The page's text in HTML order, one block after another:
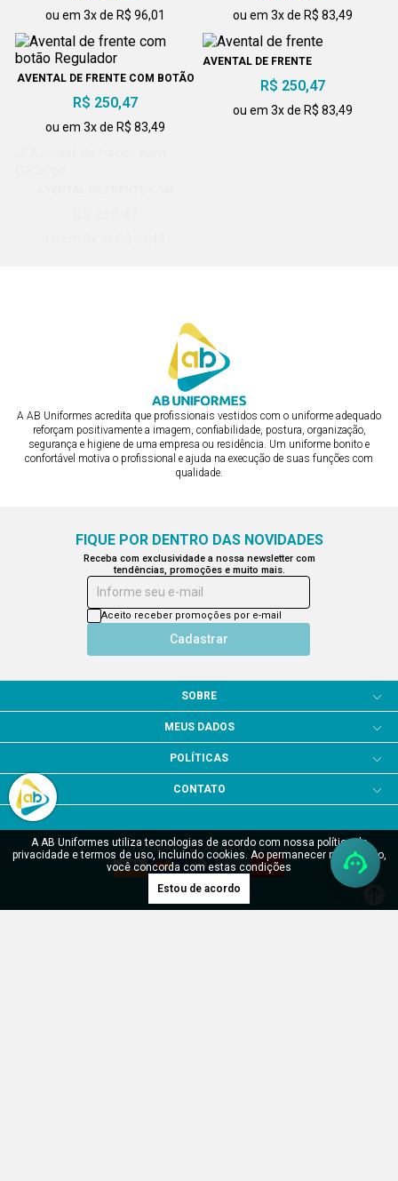
ou em 3x de R$ 96,01 ou em 3x de R$ 83,49
AVENTAL DE FRENTE COM BOTÃO
REGULADOR
R$ 250,47
ou em 3x de R$ 83,49
AVENTAL DE FRENTE
R$ 250,47
ou em 3x de R$ 83,49
A AB Uniformes acredita que profissionais vestidos com o uniforme adequado
reforçam positivamente a imagem, confiabilidade, postura, organização,
segurança e higiene de uma empresa ou residência. Um uniforme bonito e
confortável motiva o profissional e ajuda na execução de suas funções com
qualidade.
FIQUE POR DENTRO DAS NOVIDADES
Receba com exclusividade a nossa newsletter com
tendências, promoções e muito mais.
Informe seu e-mail
Cadastrar
Aceito receber promoções por e-mail
SOBRE
MEUS DADOS
POLÍTICAS
CONTATO
FORMAS DE PAGAMENTO
A AB Uniformes utiliza tecnologias de acordo com nossa política de
privacidade e termos de uso, incluindo cookies. Ao permanecer navegando,
você concorda com estas condições
Estou de acordo